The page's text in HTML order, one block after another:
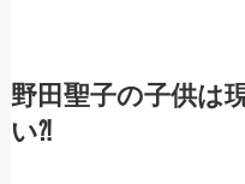
野田聖子の子供は
い⁈